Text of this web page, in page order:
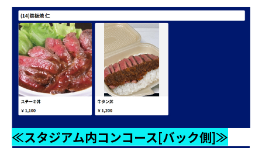
≪スタジアム内コンコース[バック側]≫